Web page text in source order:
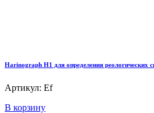
Harinograph Н1 для определения реологических
Артикул: Ef
В корзину